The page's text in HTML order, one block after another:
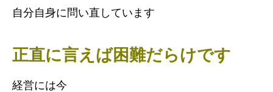
自分自身に問い直しています
正直に言えば困難だらけです
経営には今